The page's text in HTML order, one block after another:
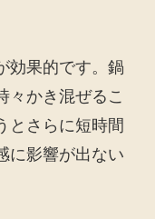
効果的です。鍋
々かき混ぜるこ
とさらに短時間
に影響が出ない